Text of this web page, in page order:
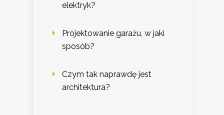
elektryk?
Projektowanie garażu, w jaki
sposób?
Czym tak naprawdę jest
architektura?